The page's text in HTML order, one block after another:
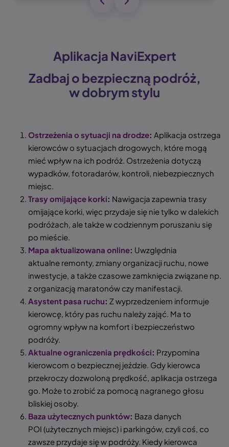
Aplikacja NaviExpert
Zadbaj o bezpieczną podróż,
w dobrym stylu
Ostrzeżenia o sytuacji na drodze: Aplikacja ostrzega
kierowców o sytuacjach drogowych, które mogą
mieć wpływ na ich podróż. Ostrzeżenia dotyczą
wypadków, fotoradarów, kontroli, niebezpiecznych
miejsc.
Trasy omijające korki: Nawigacja zapewnia trasy
omijające korki, więc przydaje się nie tylko w dalekich
podróżach, ale także w codziennym poruszaniu się
po mieście.
Mapa aktualizowana online: Uwzględnia
aktualne remonty, zmiany organizacji ruchu, nowe
inwestycje, a także czasowe zamknięcia związane np.
z organizacją maratonów czy manifestacji.
Asystent pasa ruchu: Z wyprzedzeniem informuje
kierowcę, który pas ruchu należy zająć. Ma to
ogromny wpływ na komfort i bezpieczeństwo
podróży.
Aktualne ograniczenia prędkości: Przypomina
kierowcom o bezpiecznej jeździe. Gdy kierowca
przekroczy dozwoloną prędkość, aplikacja ostrzega
go. Może to zrobić za pomocą nagranego głosu
bliskiej osoby.
Baza użytecznych punktów: Baza danych
POI (użytecznych miejsc) i parkingów, czyli coś, co
zawsze przydaje się w podróży. Kiedy kierowca